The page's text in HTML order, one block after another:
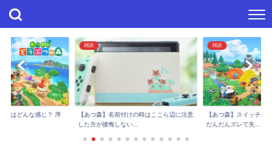
捗はどんな感じ？ 序
雑談
【あつ森】名前付けの時はここら辺に注意
した方が後悔しない...
雑談
【あつ森】スイッチで
だんだんズレて失...